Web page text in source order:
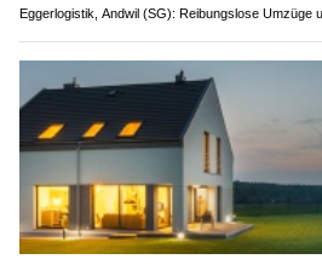
Eggerlogistik, Andwil (SG): Reibungslose Umzüge